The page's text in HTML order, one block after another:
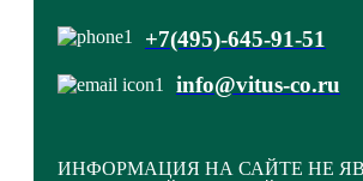
+7(495)-645-91-51
info@vitus-co.ru
ИНФОРМАЦИЯ НА САЙТЕ НЕ